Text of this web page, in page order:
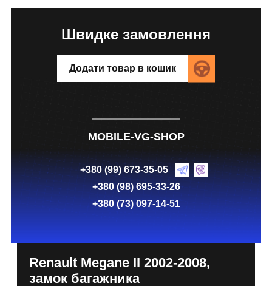
Швидке замовлення
Додати товар в кошик
MOBILE-VG-SHOP
+380 (99) 673-35-05
+380 (98) 695-33-26
+380 (73) 097-14-51
Renault Megane II 2002-2008,
замок багажника